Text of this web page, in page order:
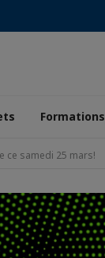
Formations
ce samedi 25 mars!